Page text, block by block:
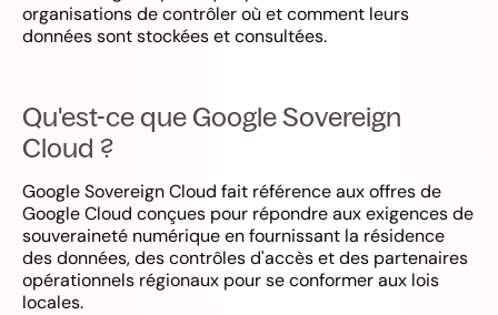
organisations de contrôler où et comment leurs
données sont stockées et consultées.
Qu'est-ce que Google Sovereign
Cloud ?
Google Sovereign Cloud fait référence aux offres de
Google Cloud conçues pour répondre aux exigences de
souveraineté numérique en fournissant la résidence
des données, des contrôles d'accès et des partenaires
opérationnels régionaux pour se conformer aux lois
locales.